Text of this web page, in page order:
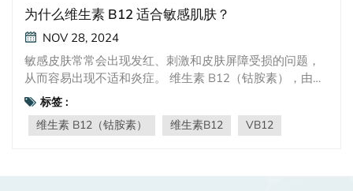
为什么维生素 B12 适合敏感肌肤？
NOV 28, 2024
敏感皮肤常常会出现发红、刺激和皮肤屏障受损的问题，
从而容易出现不适和炎症。 维生素 B12（钴胺素），由于
其独特的抗炎和修复特性，已成为舒缓和恢复敏感皮肤的
理想成分。维生素B12的一大亮点是其卓越的抗炎作用。
接受治疗一侧的皮炎症状评分显着下降 VB12 奶油比用空
标签 :
维生素 B12（钴胺素）
维生素B12 VB12